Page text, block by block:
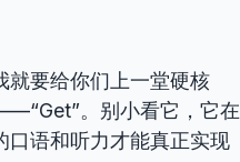
就要给你们上一堂硬核
。别小看它，它在
口语和听力才能真正实现